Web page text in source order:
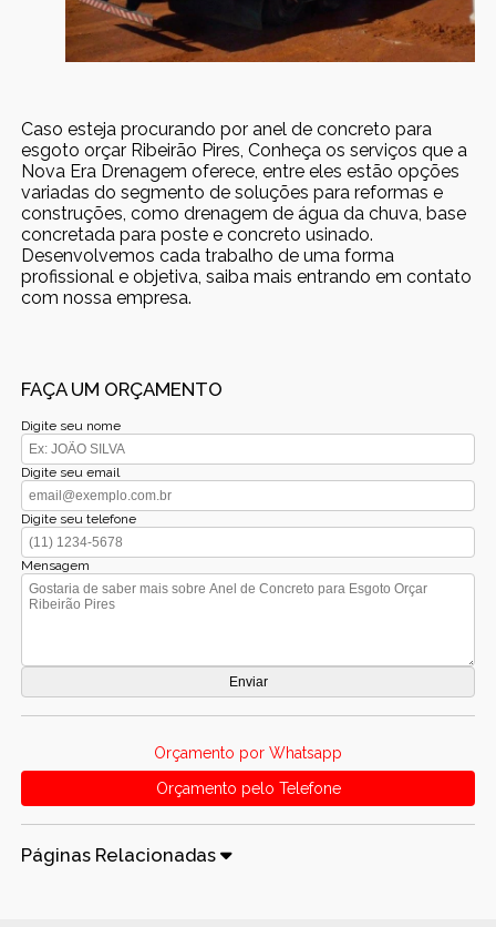
Caso esteja procurando por anel de concreto para
esgoto orçar Ribeirão Pires, Conheça os serviços que a
Nova Era Drenagem oferece, entre eles estão opções
variadas do segmento de soluções para reformas e
construções, como drenagem de água da chuva, base
concretada para poste e concreto usinado.
Desenvolvemos cada trabalho de uma forma
profissional e objetiva, saiba mais entrando em contato
com nossa empresa.
FAÇA UM ORÇAMENTO
Digite seu nome
Digite seu email
Digite seu telefone
Mensagem
Orçamento por Whatsapp
Orçamento pelo Telefone
Páginas Relacionadas